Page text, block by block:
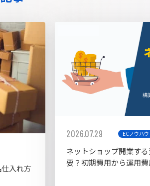
グイン一覧 AIカスタマイ
入れ方
2026.07.29 ECノウハウ
ネットショップ開業す
要？初期費用から運用